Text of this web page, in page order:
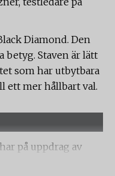
Diamond. Den
betyg. Staven är lätt
som har utbytbara
ett mer hållbart val.
på uppdrag av